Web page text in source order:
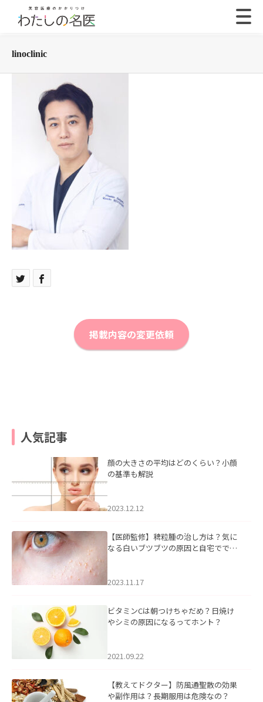
linoclinic
掲載内容の変更依頼
人気記事
顔の大きさの平均はどのくらい？小顔
の基準も解説
2023.12.12
【医師監修】稗粒腫の治し方は？気に
なる白いブツブツの原因と自宅ででき
2023.11.17
ビタミンCは朝つけちゃだめ？日焼け
やシミの原因になるってホント？
2021.09.22
【教えてドクター】防風通聖散の効果
や副作用は？長期服用は危険なの？